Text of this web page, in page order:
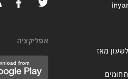
מאז
אפליקציה